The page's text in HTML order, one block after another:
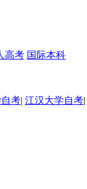
高考 国际本科
考| 江汉大学自考|